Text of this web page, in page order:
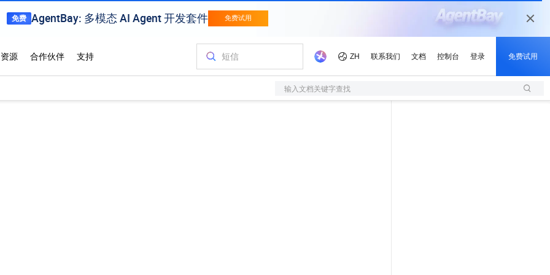
输入文档关键字查找